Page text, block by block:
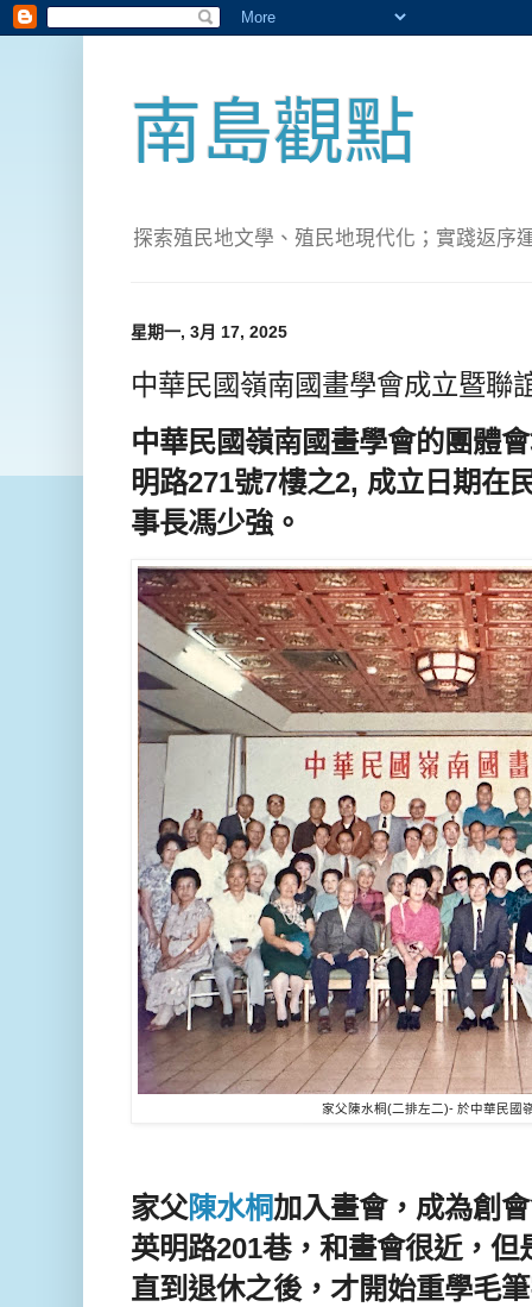
南島觀點
探索殖民地文學、殖民地現代化；實踐返序
星期一, 3月 17, 2025
中華民國嶺南國畫學會成立暨聯
中華民國嶺南國畫學會的團體
明路271號7樓之2, 成立日期在
事長馮少強。
家父陳水桐(二排左二)- 於中華民國
家父陳水桐加入畫會，成為創
英明路201巷，和畫會很近，
直到退休之後，才開始重學毛